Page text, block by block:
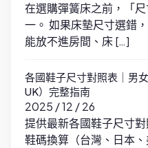
在選購彈簧床之前，「
一。 如果床墊尺寸選錯
能放不進房間、床 […]
各國鞋子尺寸對照表｜男
UK）完整指南
2025 / 12 / 26
提供最新各國鞋子尺寸
鞋碼換算（台灣、日本